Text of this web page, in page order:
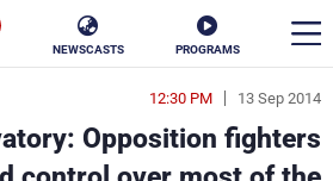
PROGRAMS
NEWSCASTS
13 Sep 2014
12:30 PM
Opposition fighters
en
الأخبار